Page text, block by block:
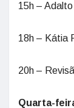
15h –
18h – Kátia
20h –
Quarta-